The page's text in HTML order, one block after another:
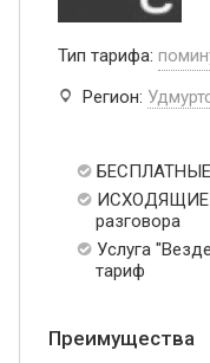
Тип тарифа:
Регион:
БЕСПЛАТНЫЕ
ИСХОДЯЩИЕ
разговора
Услуга
тариф
Преимущества